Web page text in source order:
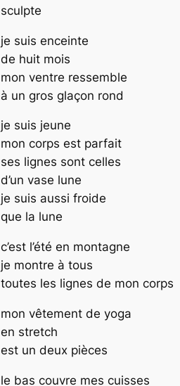
sculpte
je suis enceinte
de huit mois
mon ventre ressemble
à un gros glaçon rond
je suis jeune
mon corps est parfait
ses lignes sont celles
d’un vase lune
je suis aussi froide
que la lune
c’est l’été en montagne
je montre à tous
toutes les lignes de mon corps
mon vêtement de yoga
en stretch
est un deux pièces
le bas couvre mes cuisses